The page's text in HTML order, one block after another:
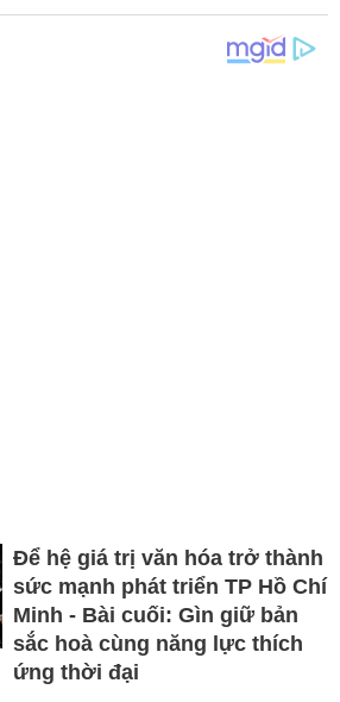
Để hệ giá trị văn hóa trở thành
sức mạnh phát triển TP Hồ Chí
Minh - Bài cuối: Gìn giữ bản
sắc hoà cùng năng lực thích
ứng thời đại